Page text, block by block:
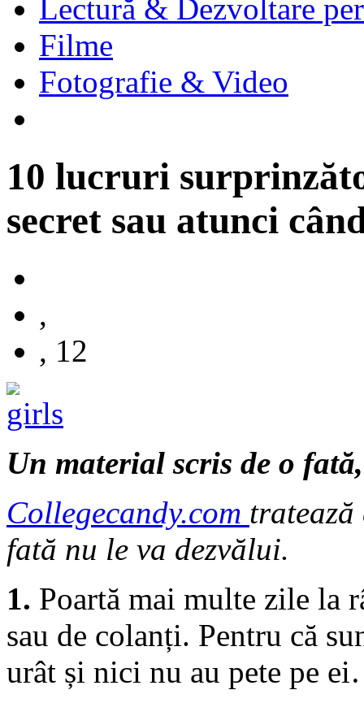
Lectură & Dezvoltare
Filme
Fotografie & Video
10 lucruri
secret sau atunci
,
, 12
Un material scris de o
Collegecandy.com
fată nu le va dezvălui.
1. Poartă mai multe zile la
sau de colanți. Pentru că
urât și nici nu au pete pe